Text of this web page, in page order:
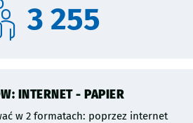
3 255
INTERNET - PAPIER
w 2 formatach: poprzez internet